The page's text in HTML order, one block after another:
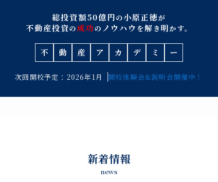
総投資額50億円の小原正徳が
不動産投資の 成功の ノウハウ を解 き 明かす。
不 動 産 ア カ デ ミ ー
次回開校予定：2026年1月 開校体験会&説明会開催中！
新着情報
news